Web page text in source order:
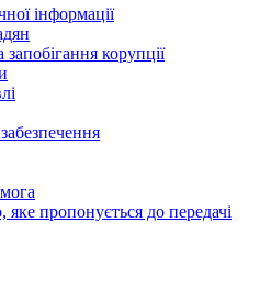
інформації
запобігання корупції
пропонується до передачі